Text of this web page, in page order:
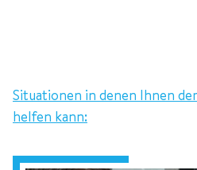
Situationen in denen Ihnen
helfen kann: